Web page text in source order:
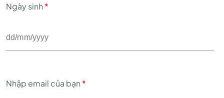
Ngày sinh *
Nhập email của bạn *